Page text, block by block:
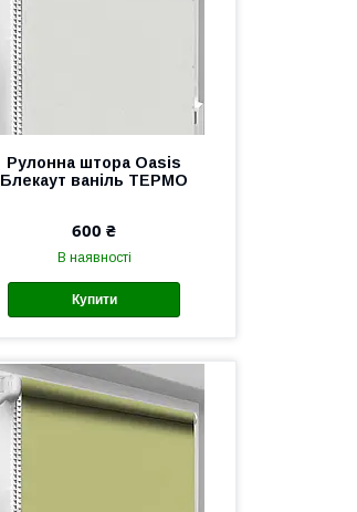
Рулонна штора Oasis
Блекаут ваніль ТЕРМО
600 ₴
В наявності
Купити